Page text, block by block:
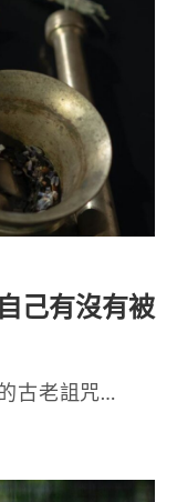
己有沒有被
古老詛咒…